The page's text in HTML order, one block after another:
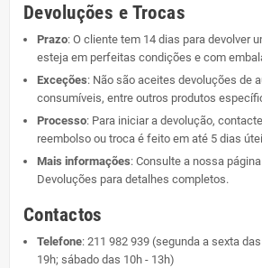
Devoluções e Trocas
Prazo: O cliente tem 14 dias para devolver
esteja em perfeitas condições e com
Exceções: Não são aceites devoluções de
consumíveis, entre outros produtos
Processo: Para iniciar a devolução,
reembolso ou troca é feito em até 5 dias
Mais informações: Consulte a nossa
Devoluções para detalhes completos.
Contactos
Telefone: 211 982 939 (segunda a sexta
19h; sábado das 10h - 13h)